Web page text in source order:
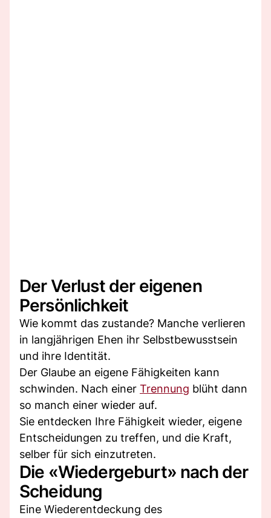
Der Verlust der eigenen
Persönlichkeit
Wie kommt das zustande? Manche verlieren
in langjährigen Ehen ihr Selbstbewusstsein
und ihre Identität.
Der Glaube an eigene Fähigkeiten kann
schwinden. Nach einer Trennung blüht dann
so manch einer wieder auf.
Sie entdecken Ihre Fähigkeit wieder, eigene
Entscheidungen zu treffen, und die Kraft,
selber für sich einzutreten.
Die «Wiedergeburt» nach der
Scheidung
Eine Wiederentdeckung des